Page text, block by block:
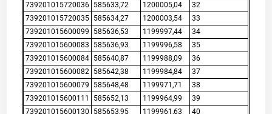
739201015720036 585633,72 1200005,04
32
739201015720035 585634,27 1200003,54
33
739201015600099
585636,53 1199997,44
34
739201015600083
585636,93 1199996,58
35
739201015600084 585640,87 1199988,09
36
739201015600082 585642,38 1199984,84
37
739201015600079
585648,48 1199971,71
38
739201015600111
585652,13 1199964,99
39
739201015600130
585653,95 1199961,63
40